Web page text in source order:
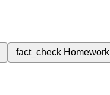
fact_check Homework